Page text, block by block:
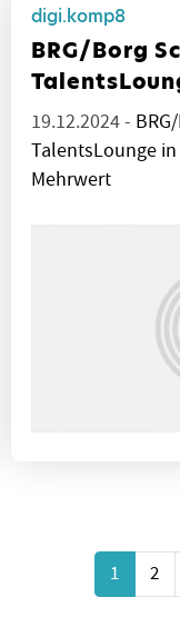
digi.komp8
BRG/Borg
19.12.2024 -
TalentsLounge
Mehrwert
1 2